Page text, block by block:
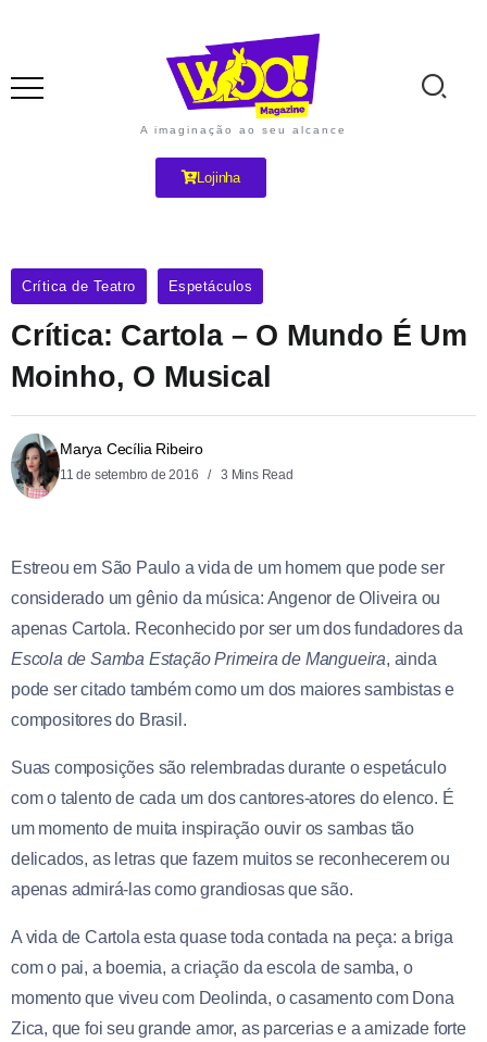
A imaginação ao seu alcance
Lojinha
Crítica de Teatro Espetáculos
Crítica: Cartola – O Mundo É Um
Moinho, O Musical
Marya Cecília Ribeiro
11 de setembro de 2016 3 Mins Read
Estreou em São Paulo a vida de um homem que pode ser
considerado um gênio da música: Angenor de Oliveira ou
apenas Cartola. Reconhecido por ser um dos fundadores da
Escola de Samba Estação Primeira de Mangueira, ainda
pode ser citado também como um dos maiores sambistas e
compositores do Brasil.
Suas composições são relembradas durante o espetáculo
com o talento de cada um dos cantores-atores do elenco. É
um momento de muita inspiração ouvir os sambas tão
delicados, as letras que fazem muitos se reconhecerem ou
apenas admirá-las como grandiosas que são.
A vida de Cartola esta quase toda contada na peça: a briga
com o pai, a boemia, a criação da escola de samba, o
momento que viveu com Deolinda, o casamento com Dona
Zica, que foi seu grande amor, as parcerias e a amizade forte